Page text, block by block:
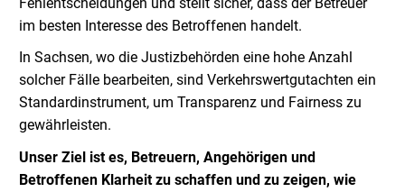
im besten Interesse des Betroffenen handelt.
In Sachsen, wo die Justizbehörden eine hohe Anzahl
solcher Fälle bearbeiten, sind Verkehrswertgutachten ein
Standardinstrument, um Transparenz und Fairness zu
gewährleisten.
Unser Ziel ist es, Betreuern, Angehörigen und
Betroffenen Klarheit zu schaffen und zu zeigen, wie